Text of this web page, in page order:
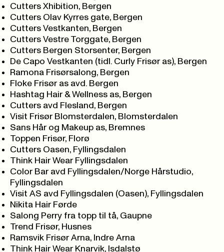
Cutters Xhibition, Bergen
Cutters Olav Kyrres gate, Bergen
Cutters Vestkanten, Bergen
Cutters Vestre Torggate, Bergen
Cutters Bergen Storsenter, Bergen
De Capo Vestkanten (tidl. Curly Frisør as), Bergen
Ramona Frisørsalong, Bergen
Floke Frisør as avd. Bergen
Hashtag Hair & Wellness as, Bergen
Cutters avd Flesland, Bergen
Visit Frisør Blomsterdalen, Blomsterdalen
Sans Hår og Makeup as, Bremnes
Toppen Frisør, Florø
Cutters Oasen, Fyllingsdalen
Think Hair Wear Fyllingsdalen
Color Bar avd Fyllingsdalen/Norge Hårstudio,
Fyllingsdalen
Visit AS avd Fyllingsdalen (Oasen), Fyllingsdalen
Nikita Hair Førde
Salong Perry fra topp til tå, Gaupne
Trend Frisør, Husnes
Ramsvik Frisør Arna, Indre Arna
Think Hair Wear Knarvik, Isdalstø